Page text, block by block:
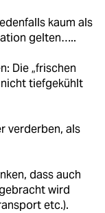
kaum als
gelten…..
Die „frischen
tiefgekühlt
verderben, als
dass auch
wird
etc.).